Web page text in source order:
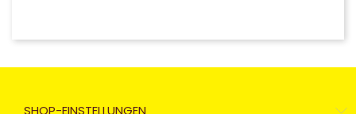
SHOP-EINSTELLUNGEN